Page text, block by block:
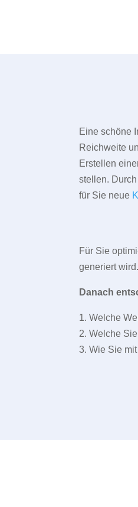
Eine schöne
Reichweite
Erstellen
stellen.
für Sie neue
Für Sie
generiert wird.
Danach
1. Welche
2. Welche
3. Wie Sie